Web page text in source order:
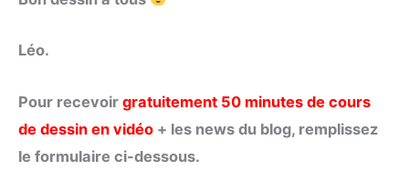
Léo.
Pour recevoir gratuitement 50 minutes de cours
de dessin en vidéo + les news du blog, remplissez
le formulaire ci-dessous.